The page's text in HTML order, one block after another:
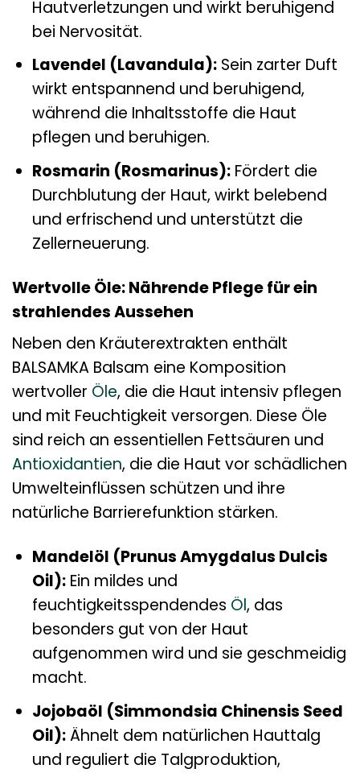
Hautverletzungen und wirkt beruhigend
bei Nervosität.
Lavendel (Lavandula):Sein zarter Duft
wirkt entspannend und beruhigend,
während die Inhaltsstoffe die Haut
pflegen und beruhigen.
Rosmarin (Rosmarinus):Fördert die
Durchblutung der Haut, wirkt belebend
und erfrischend und unterstützt die
Zellerneuerung.
Wertvolle Öle: Nährende Pflege für ein
strahlendes Aussehen
Neben den Kräuterextrakten enthält
BALSAMKA Balsam eine Komposition
wertvoller Öle, die die Haut intensiv pflegen
und mit Feuchtigkeit versorgen. Diese Öle
sind reich an essentiellen Fettsäuren und
Antioxidantien, die die Haut vor schädlichen
Umwelteinflüssen schützen und ihre
natürliche Barrierefunktion stärken.
Mandelöl (Prunus Amygdalus Dulcis
Oil):Ein mildes und
feuchtigkeitsspendendes Öl, das
besonders gut von der Haut
aufgenommen wird und sie geschmeidig
macht.
Jojobaöl (Simmondsia Chinensis Seed
Oil):Ähnelt dem natürlichen Hauttalg
und reguliert die Talgproduktion,